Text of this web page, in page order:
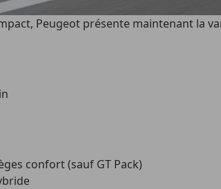
Peugeot présente maintenant la
confort (sauf GT Pack)